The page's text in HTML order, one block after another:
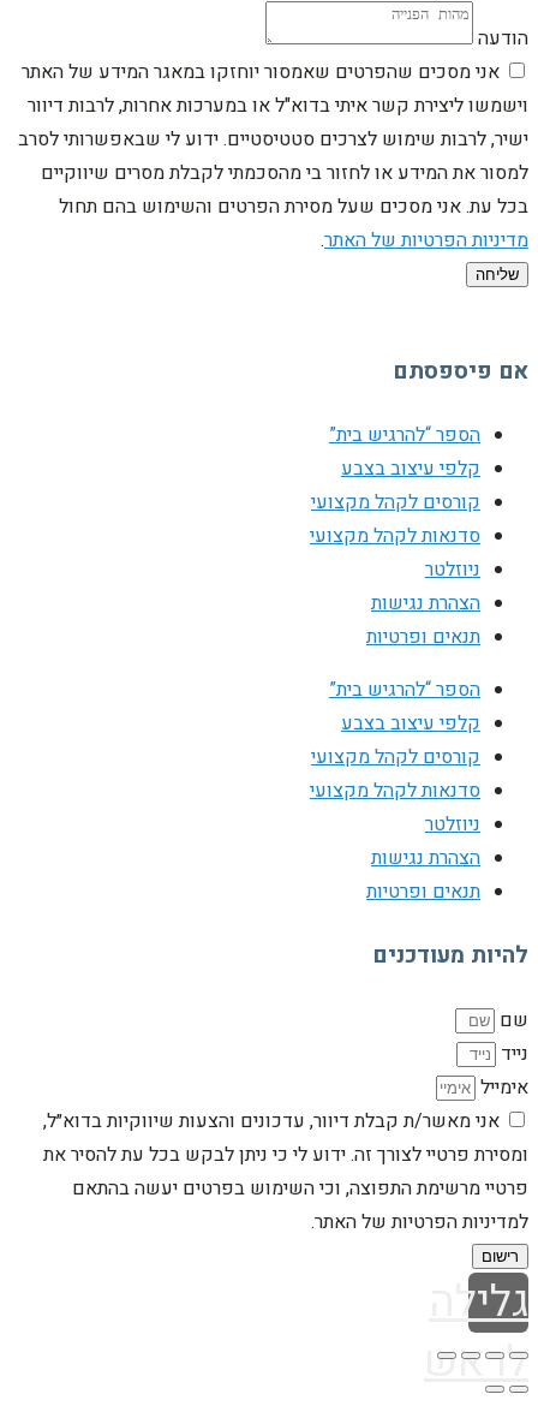
הודעה
אני מסכים שהפרטים שאמסור יוחזקו במאגר המידע של האתר
וישמשו ליצירת קשר איתי בדוא"ל או במערכות אחרות, לרבות דיוור
ישיר, לרבות שימוש לצרכים סטטיסטיים. ידוע לי שבאפשרותי לסרב
למסור את המידע או לחזור בי מהסכמתי לקבלת מסרים שיווקיים
בכל עת. אני מסכים שעל מסירת הפרטים והשימוש בהם תחול
מדיניות הפרטיות של האתר.
שליחה
אם פיספסתם
הספר “להרגיש בית”
קלפי עיצוב בצבע
קורסים לקהל מקצועי
סדנאות לקהל מקצועי
ניוזלטר
הצהרת נגישות
תנאים ופרטיות
הספר “להרגיש בית”
קלפי עיצוב בצבע
קורסים לקהל מקצועי
סדנאות לקהל מקצועי
ניוזלטר
הצהרת נגישות
תנאים ופרטיות
להיות מעודכנים
שם
נייד
אימייל
אני מאשר/ת קבלת דיוור, עדכונים והצעות שיווקיות בדוא״ל,
ומסירת פרטיי לצורך זה. ידוע לי כי ניתן לבקש בכל עת להסיר את
פרטיי מרשימת התפוצה, וכי השימוש בפרטים יעשה בהתאם
למדיניות הפרטיות של האתר.
רישום
גלילה
לראש